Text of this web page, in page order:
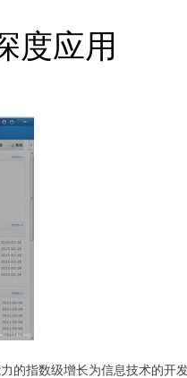
度应用
指数级增长为信息技术的开